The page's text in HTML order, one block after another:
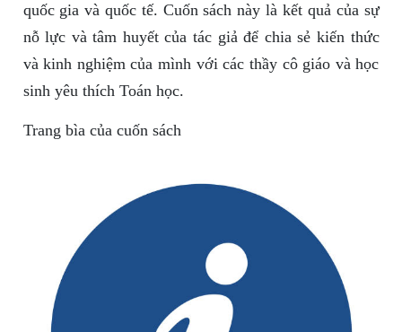
quốc gia và quốc tế. Cuốn sách này là kết quả của sự
nỗ lực và tâm huyết của tác giả để chia sẻ kiến thức
và kinh nghiệm của mình với các thầy cô giáo và học
sinh yêu thích Toán học.
Trang bìa của cuốn sách